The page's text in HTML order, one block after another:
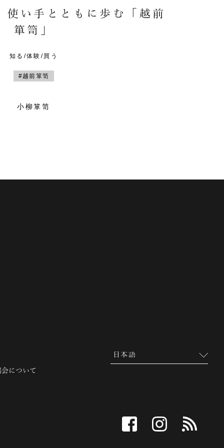
使い手とともに歩む「越前
箪笥」
知る/体験/買う
#越前箪笥
小柳箪笥
について
facebook instagram